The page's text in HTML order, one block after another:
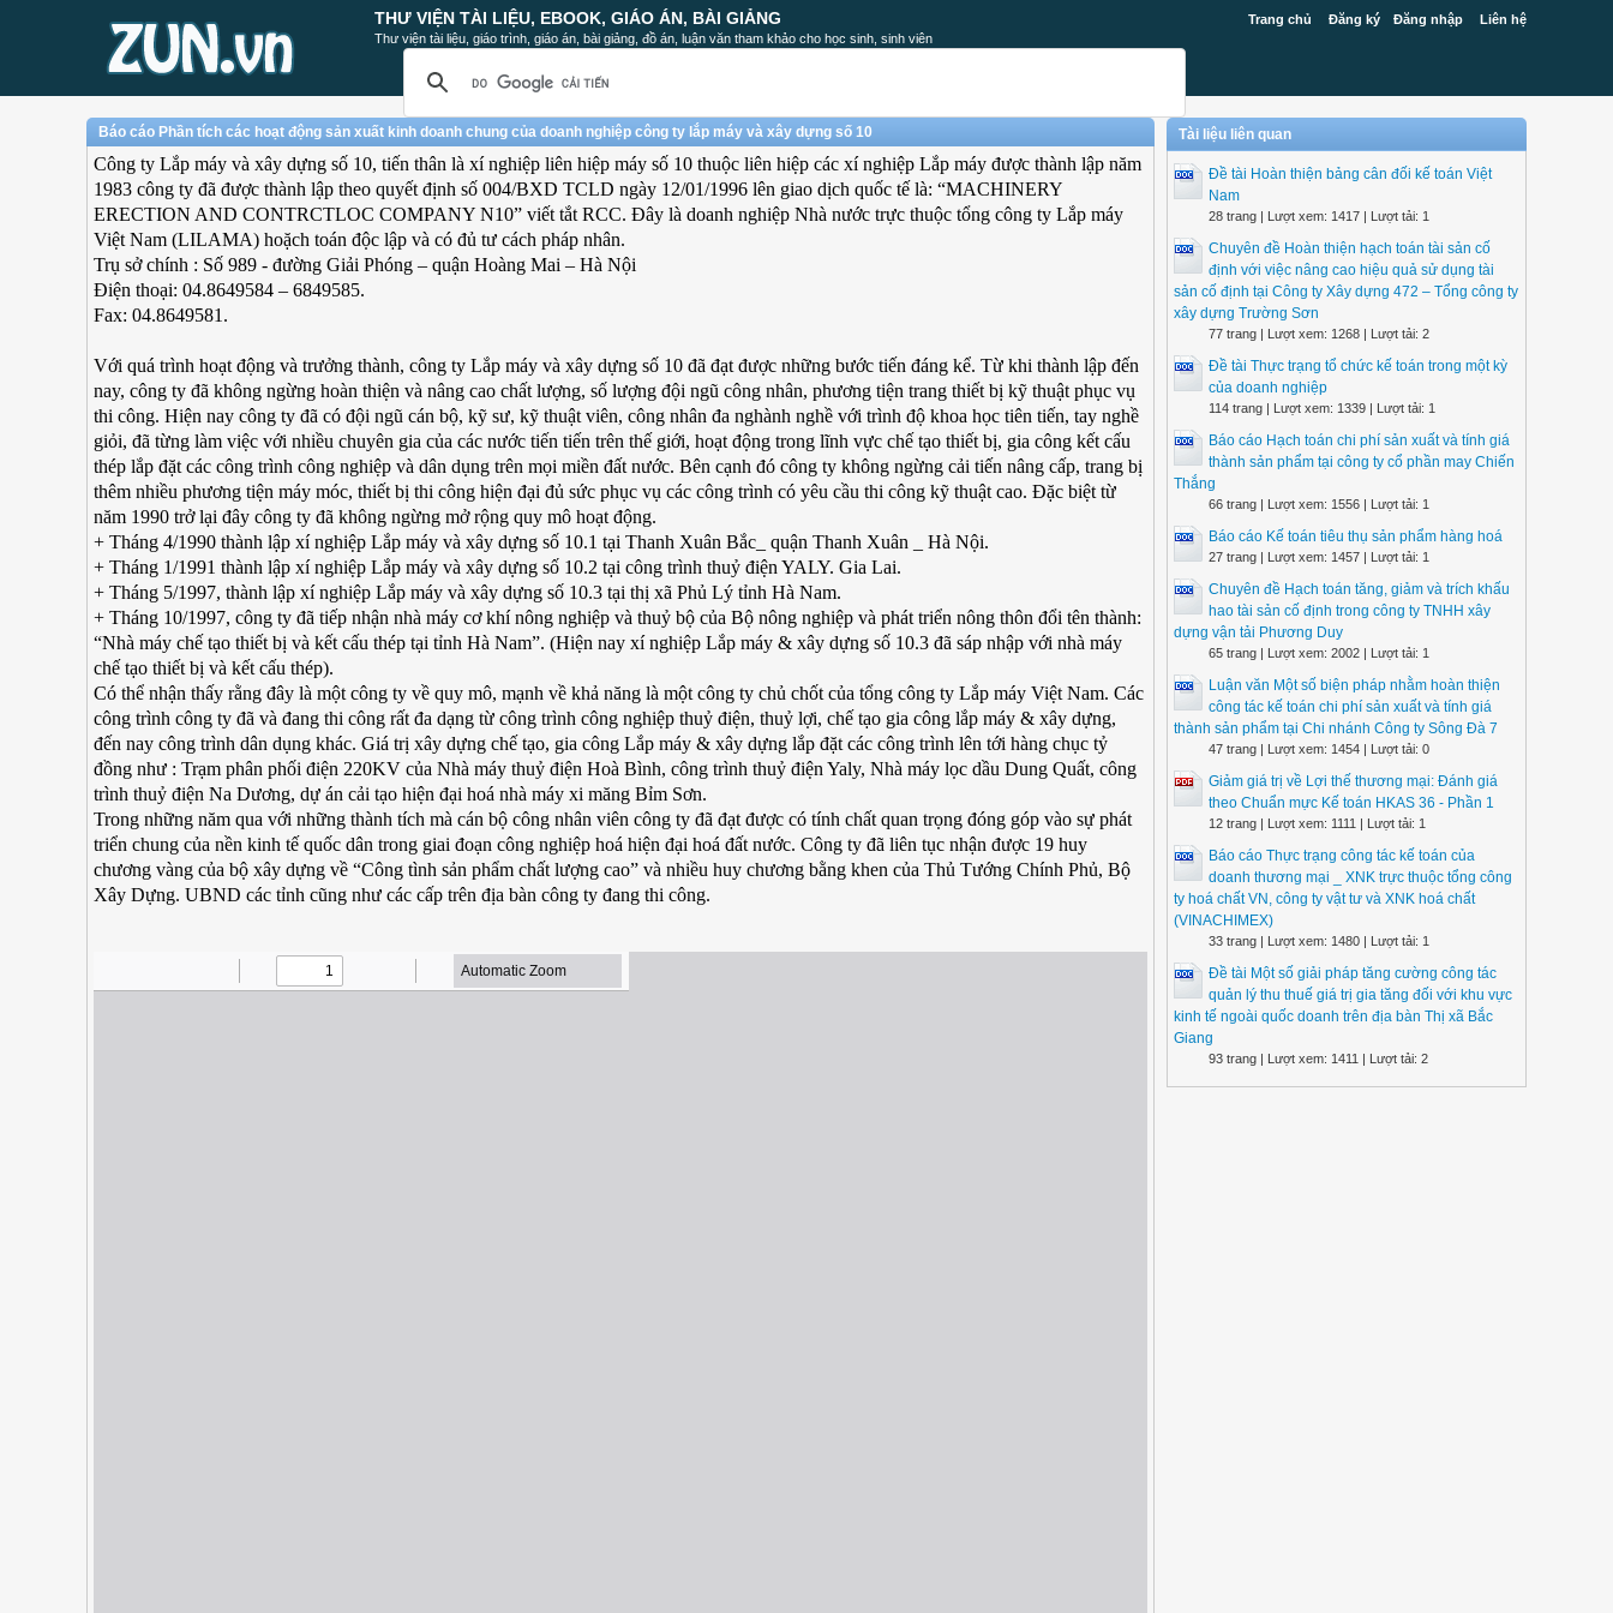
Trang chủ Đăng ký Đăng nhập Liên hệ
THƯ VIỆN TÀI LIỆU, EBOOK, GIÁO ÁN, BÀI GIẢNG
Thư viện tài liệu, giáo trình, giáo án, bài giảng, đồ án, luận văn tham khảo cho học sinh, sinh viên
Báo cáo Phần tích các hoạt động sản xuất kinh doanh chung của doanh nghiệp công ty lắp máy và xây dựng số 10
Công ty Lắp máy và xây dựng số 10, tiến thân là xí nghiệp liên hiệp máy số 10 thuộc liên hiệp các xí nghiệp Lắp máy được thành lập năm
1983 công ty đã được thành lập theo quyết định số 004/BXD TCLD ngày 12/01/1996 lên giao dịch quốc tế là: “MACHINERY
ERECTION AND CONTRCTLOC COMPANY N10” viết tắt RCC. Đây là doanh nghiệp Nhà nước trực thuộc tổng công ty Lắp máy
Việt Nam (LILAMA) hoặch toán độc lập và có đủ tư cách pháp nhân.
Trụ sở chính : Số 989 - đường Giải Phóng – quận Hoàng Mai – Hà Nội
Điện thoại: 04.8649584 – 6849585.
Fax: 04.8649581.
Với quá trình hoạt động và trưởng thành, công ty Lắp máy và xây dựng số 10 đã đạt được những bước tiến đáng kể. Từ khi thành lập đến
nay, công ty đã không ngừng hoàn thiện và nâng cao chất lượng, số lượng đội ngũ công nhân, phương tiện trang thiết bị kỹ thuật phục vụ
thi công. Hiện nay công ty đã có đội ngũ cán bộ, kỹ sư, kỹ thuật viên, công nhân đa nghành nghề với trình độ khoa học tiên tiến, tay nghề
giỏi, đã từng làm việc với nhiều chuyên gia của các nước tiến tiến trên thế giới, hoạt động trong lĩnh vực chế tạo thiết bị, gia công kết cấu
thép lắp đặt các công trình công nghiệp và dân dụng trên mọi miền đất nước. Bên cạnh đó công ty không ngừng cải tiến nâng cấp, trang bị
thêm nhiều phương tiện máy móc, thiết bị thi công hiện đại đủ sức phục vụ các công trình có yêu cầu thi công kỹ thuật cao. Đặc biệt từ
năm 1990 trở lại đây công ty đã không ngừng mở rộng quy mô hoạt động.
+ Tháng 4/1990 thành lập xí nghiệp Lắp máy và xây dựng số 10.1 tại Thanh Xuân Bắc_ quận Thanh Xuân _ Hà Nội.
+ Tháng 1/1991 thành lập xí nghiệp Lắp máy và xây dựng số 10.2 tại công trình thuỷ điện YALY. Gia Lai.
+ Tháng 5/1997, thành lập xí nghiệp Lắp máy và xây dựng số 10.3 tại thị xã Phủ Lý tỉnh Hà Nam.
+ Tháng 10/1997, công ty đã tiếp nhận nhà máy cơ khí nông nghiệp và thuỷ bộ của Bộ nông nghiệp và phát triển nông thôn đổi tên thành:
“Nhà máy chế tạo thiết bị và kết cấu thép tại tỉnh Hà Nam”. (Hiện nay xí nghiệp Lắp máy & xây dựng số 10.3 đã sáp nhập với nhà máy
chế tạo thiết bị và kết cấu thép).
Có thể nhận thấy rằng đây là một công ty về quy mô, mạnh về khả năng là một công ty chủ chốt của tổng công ty Lắp máy Việt Nam. Các
công trình công ty đã và đang thi công rất đa dạng từ công trình công nghiệp thuỷ điện, thuỷ lợi, chế tạo gia công lắp máy & xây dựng,
đến nay công trình dân dụng khác. Giá trị xây dựng chế tạo, gia công Lắp máy & xây dựng lắp đặt các công trình lên tới hàng chục tỷ
đồng như : Trạm phân phối điện 220KV của Nhà máy thuỷ điện Hoà Bình, công trình thuỷ điện Yaly, Nhà máy lọc dầu Dung Quất, công
trình thuỷ điện Na Dương, dự án cải tạo hiện đại hoá nhà máy xi măng Bỉm Sơn.
Trong những năm qua với những thành tích mà cán bộ công nhân viên công ty đã đạt được có tính chất quan trọng đóng góp vào sự phát
triển chung của nền kinh tế quốc dân trong giai đoạn công nghiệp hoá hiện đại hoá đất nước. Công ty đã liên tục nhận được 19 huy
chương vàng của bộ xây dựng về “Công tình sản phẩm chất lượng cao” và nhiều huy chương bằng khen của Thủ Tướng Chính Phủ, Bộ
Xây Dựng. UBND các tỉnh cũng như các cấp trên địa bàn công ty đang thi công.
Tài liệu liên quan
Đề tài Hoàn thiện bảng cân đối kế toán Việt
Nam
28 trang | Lượt xem: 1417 | Lượt tải: 1
Chuyên đề Hoàn thiện hạch toán tài sản cố
định với việc nâng cao hiệu quả sử dụng tài
sản cố định tại Công ty Xây dựng 472 – Tổng công ty
xây dựng Trường Sơn
77 trang | Lượt xem: 1268 | Lượt tải: 2
Đề tài Thực trạng tổ chức kế toán trong một kỳ
của doanh nghiệp
114 trang | Lượt xem: 1339 | Lượt tải: 1
Báo cáo Hạch toán chi phí sản xuất và tính giá
thành sản phẩm tại công ty cổ phần may Chiến
Thắng
66 trang | Lượt xem: 1556 | Lượt tải: 1
Báo cáo Kế toán tiêu thụ sản phẩm hàng hoá
27 trang | Lượt xem: 1457 | Lượt tải: 1
Chuyên đề Hạch toán tăng, giảm và trích khấu
hao tài sản cố định trong công ty TNHH xây
dựng vận tải Phương Duy
65 trang | Lượt xem: 2002 | Lượt tải: 1
Luận văn Một số biện pháp nhằm hoàn thiện
công tác kế toán chi phí sản xuất và tính giá
thành sản phẩm tại Chi nhánh Công ty Sông Đà 7
47 trang | Lượt xem: 1454 | Lượt tải: 0
Giảm giá trị về Lợi thế thương mại: Đánh giá
theo Chuẩn mực Kế toán HKAS 36 - Phần 1
12 trang | Lượt xem: 1111 | Lượt tải: 1
Báo cáo Thực trạng công tác kế toán của
doanh thương mại _ XNK trực thuộc tổng công
ty hoá chất VN, công ty vật tư và XNK hoá chất
(VINACHIMEX)
33 trang | Lượt xem: 1480 | Lượt tải: 1
Đề tài Một số giải pháp tăng cường công tác
quản lý thu thuế giá trị gia tăng đối với khu vực
kinh tế ngoài quốc doanh trên địa bàn Thị xã Bắc
Giang
93 trang | Lượt xem: 1411 | Lượt tải: 2